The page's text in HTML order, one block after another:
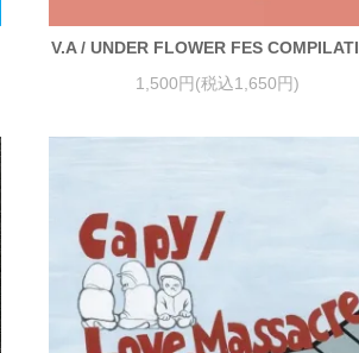
V.A / UNDER FLOWER FES
1,500円(税込1,650円)